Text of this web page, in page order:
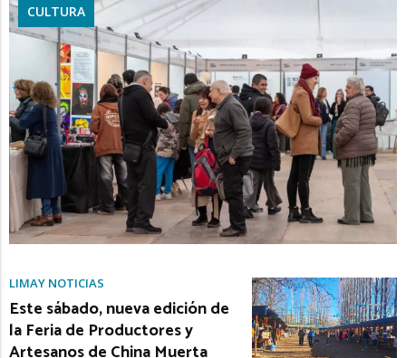
CULTURA
LIMAY NOTICIAS
Este sábado, nueva edición de
la Feria de Productores y